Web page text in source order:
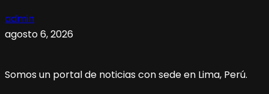
admin
agosto 6, 2026
Somos un portal de noticias con sede en Lima, Perú.